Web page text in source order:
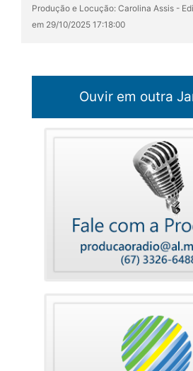
Produção e Locução: Carolina Assis -
em 29/10/2025 17:18:00
Ouvir em outra